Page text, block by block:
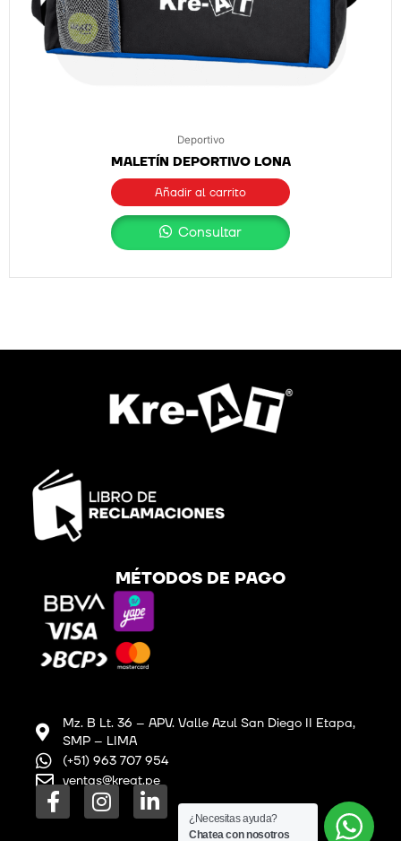
Deportivo
MALETÍN DEPORTIVO LONA
Añadir al carrito
Consultar
MÉTODOS DE PAGO
Mz. B Lt. 36 – APV. Valle Azul San Diego II Etapa,
SMP – LIMA
(+51) 963 707 954
ventas@kreat.pe
F
a
I
n
L
i
¿Necesitas ayuda?
Chatea con nosotros